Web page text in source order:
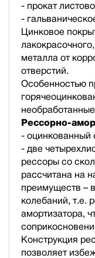
- прокат
-
Цинковое
металла от
отверстий.
Особенностью
Рессорно-
- оцинкованный
- две
рессоры со
рассчитана на
преимуществ –
колебаний, т.е.
амортизатора,
Конструкция
позволяет